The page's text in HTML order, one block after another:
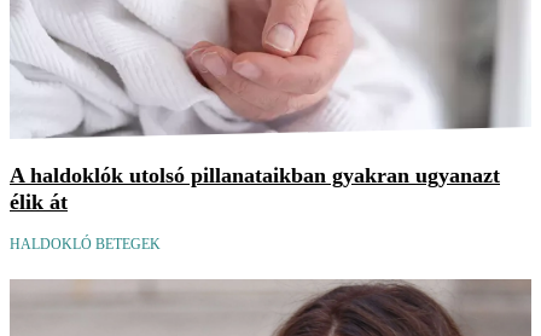
A haldoklók utolsó pillanataikban gyakran ugyanazt
élik át
HALDOKLÓ BETEGEK